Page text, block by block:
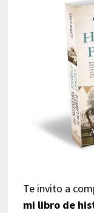
Te invito a
mi libro de